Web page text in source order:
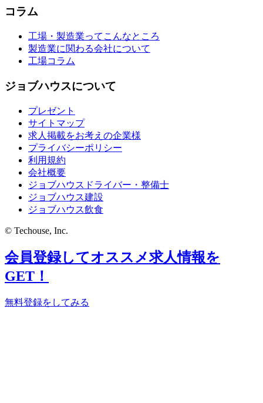
コラム
工場・製造業ってこんなところ
製造業に関わる会社について
工場コラム
ジョブハウスについて
プレゼント
サイトマップ
求人掲載をお考えの企業様
プライバシーポリシー
利用規約
会社概要
ジョブハウスドライバー・整備士
ジョブハウス建設
ジョブハウス飲食
© Techouse, Inc.
会員登録してオススメ求人情報を
GET！
無料登録をしてみる